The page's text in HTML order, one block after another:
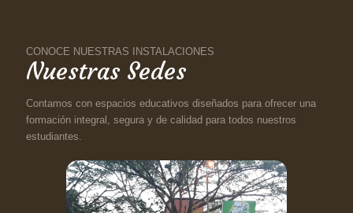
CONOCE NUESTRAS INSTALACIONES
Nuestras Sedes
Contamos con espacios educativos diseñados para ofrecer una
formación integral, segura y de calidad para todos nuestros
estudiantes.